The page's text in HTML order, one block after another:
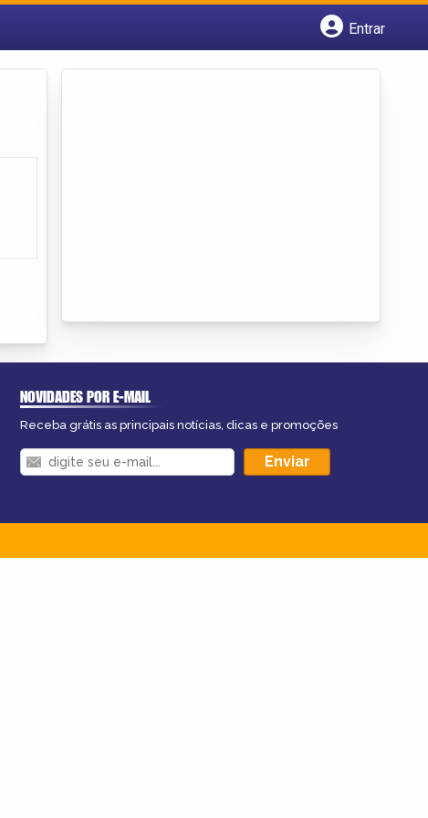
Entrar
NOVIDADES POR E-MAIL
Receba grátis as principais notícias, dicas e promoções